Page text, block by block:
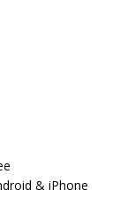
& iPhone